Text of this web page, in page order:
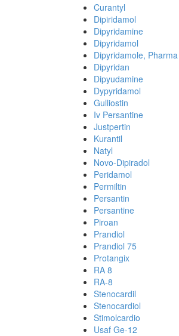
Curantyl
Dipiridamol
Dipyridamine
Dipyridamol
Dipyridamole, Pharma
Dipyridan
Dipyudamine
Dypyridamol
Gulliostin
Iv Persantine
Justpertin
Kurantil
Natyl
Novo-Dipiradol
Peridamol
Permiltin
Persantin
Persantine
Piroan
Prandiol
Prandiol 75
Protangix
RA 8
RA-8
Stenocardil
Stenocardiol
Stimolcardio
Usaf Ge-12